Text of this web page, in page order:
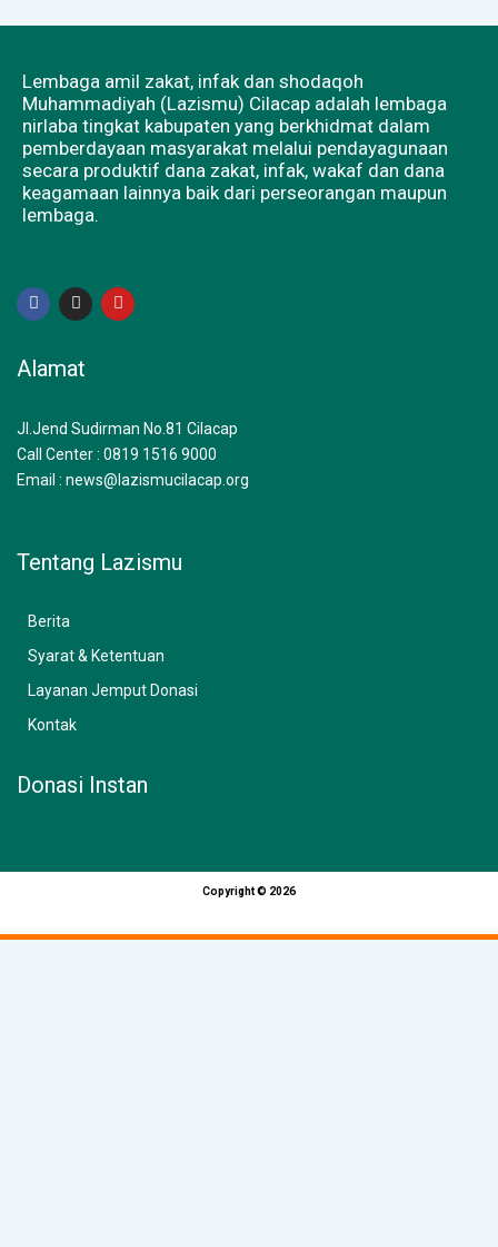
Lembaga amil zakat, infak dan shodaqoh
Muhammadiyah (Lazismu) Cilacap adalah lembaga
nirlaba tingkat kabupaten yang berkhidmat dalam
pemberdayaan masyarakat melalui pendayagunaan
secara produktif dana zakat, infak, wakaf dan dana
keagamaan lainnya baik dari perseorangan maupun
lembaga.
F
a
c
o
I
n
s
g
m
Y
o
u
Alamat
Jl.Jend Sudirman No.81 Cilacap
Call Center : 0819 1516 9000
Email : news@lazismucilacap.org
Tentang Lazismu
Berita
Syarat & Ketentuan
Layanan Jemput Donasi
Kontak
Donasi Instan
Copyright © 2026